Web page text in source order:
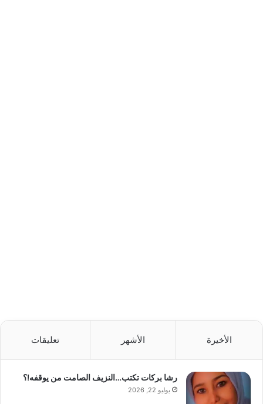
الأخيرة الأشهر تعليقات
رشا بركات تكتب…النزيف الصامت من يوقفه!؟
يوليو 22, 2026